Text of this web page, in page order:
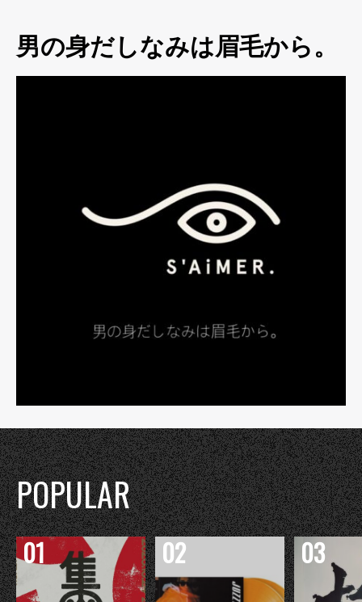
男の身だしなみは眉毛から。
POPULAR